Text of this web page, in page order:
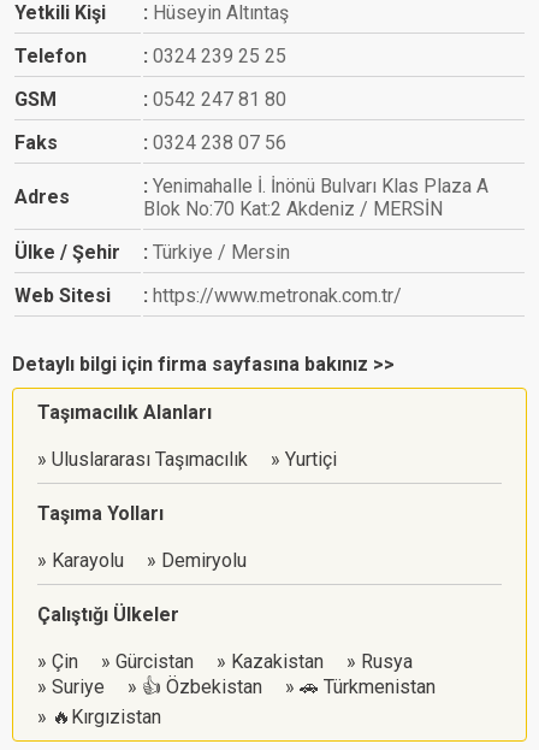
Yetkili Kişi
Hüseyin Altıntaş
Telefon
0324 239 25 25
GSM
0542 247 81 80
Faks
0324 238 07 56
Adres
Yenimahalle İ. İnönü Bulvarı Klas Plaza A
Blok No:70 Kat:2 Akdeniz / MERSİN
Ülke / Şehir
Türkiye / Mersin
Web Sitesi
https://www.metronak.com.tr/
Detaylı bilgi için firma sayfasına bakınız >>
Taşımacılık Alanları
Uluslararası Taşımacılık Yurtiçi
Taşıma Yolları
Karayolu Demiryolu
Çalıştığı Ülkeler
Çin Gürcistan Kazakistan
Rusya
Suriye
👍 Özbekistan
🚗 Türkmenistan
🔥Kırgızistan